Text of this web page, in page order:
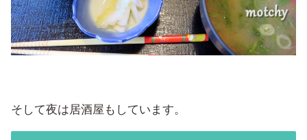
そして夜は居酒屋もしています。